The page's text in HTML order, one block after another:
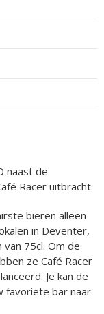
naast de
Racer uitbracht.
bieren alleen
in Deventer,
75cl. Om de
ze Café Racer
Je kan de
favoriete bar naar